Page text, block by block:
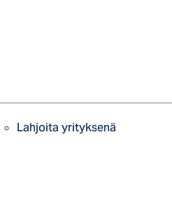
Lahjoita yrityksenä